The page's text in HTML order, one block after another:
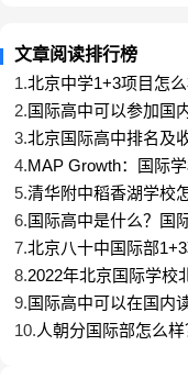
机械工
程
数学、物理
土木工
程
数学、物
电子电
气工程
数学、物
材料工
程
数学、物理
生物医
学工程
数学、物
文章阅读排行榜
1.北京中学1+3项目怎
2.国际高中可以参加国
3.北京国际高中排名及
4.MAP Growth：国际
5.清华附中稻香湖学校
6.国际高中是什么？国
7.北京八十中国际部
8.2022年北京国际学校
总
9.国际高中可以在国内
10.人朝分国际部怎么